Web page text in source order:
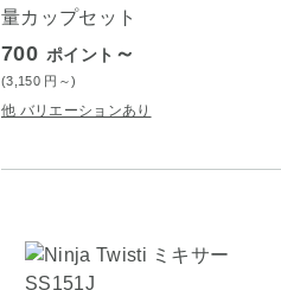
量カップセット
700 ポイント ～
(3,150 円 ～)
他 バリエーションあり